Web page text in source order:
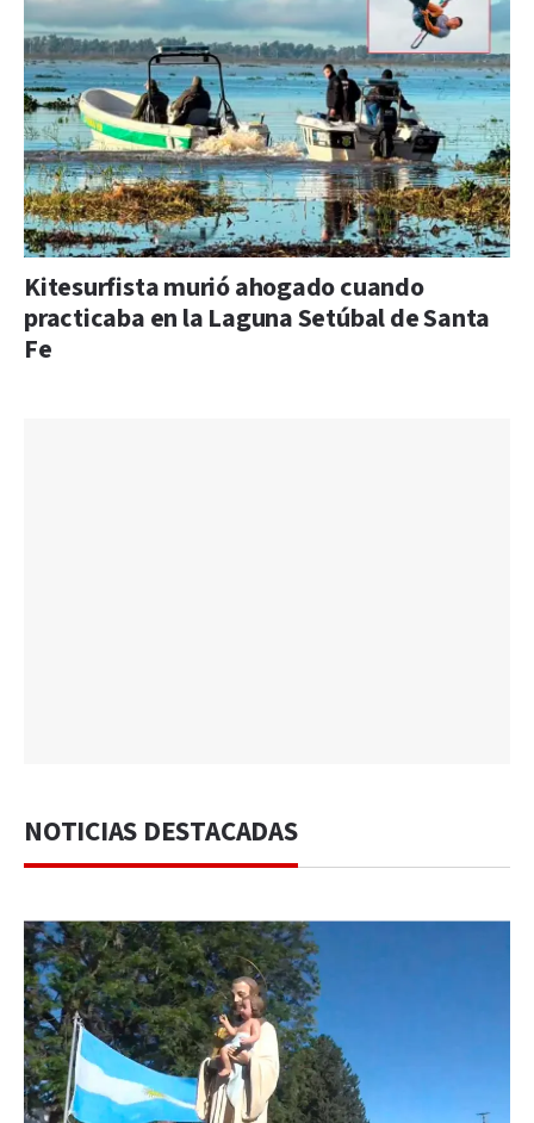
Kitesurfista murió ahogado cuando
practicaba en la Laguna Setúbal de Santa
Fe
NOTICIAS DESTACADAS